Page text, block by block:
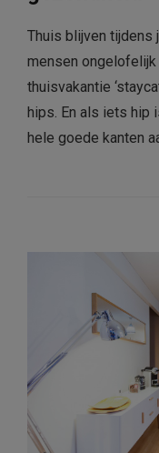
Thuis blijven tijdens
mensen
thuisvakantie
hips. En als iets hip
hele goede kanten